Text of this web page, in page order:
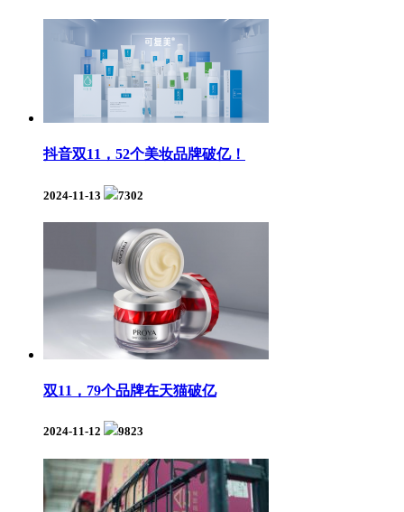
抖音双11，52个美妆品牌破亿！
2024-11-13 7302
双11，79个品牌在天猫破亿
2024-11-12 9823